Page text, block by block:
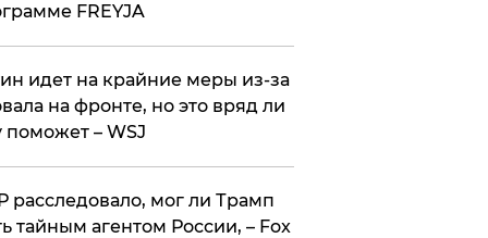
FREYJA
идет на крайние меры из-за
на фронте, но это вряд ли
поможет – WSJ
расследовало, мог ли Трамп
тайным агентом России, – Fox